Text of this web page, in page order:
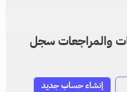
والمراجعات سجل
إنشاء حساب جديد